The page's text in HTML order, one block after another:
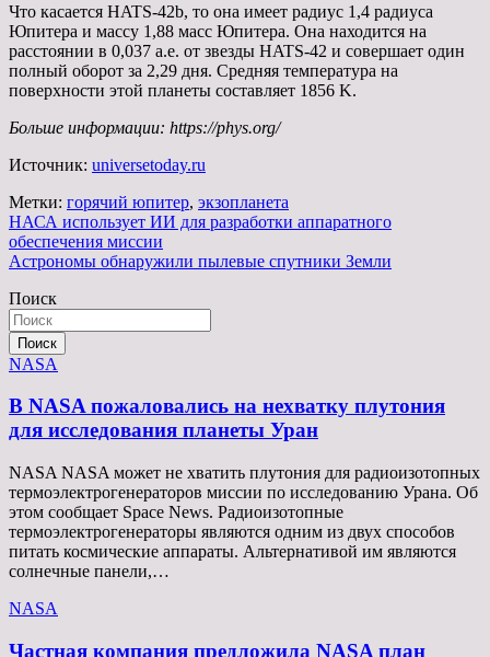
Что касается HATS-42b, то она имеет радиус 1,4 радиуса
Юпитера и массу 1,88 масс Юпитера. Она находится на
расстоянии в 0,037 а.е. от звезды HATS-42 и совершает один
полный оборот за 2,29 дня. Средняя температура на
поверхности этой планеты составляет 1856 K.
Больше информации: https://phys.org/
Источник: universetoday.ru
Метки: горячий юпитер, экзопланета
Навигация
по
НАСА использует ИИ для разработки аппаратного
обеспечения миссии
Астрономы обнаружили пылевые спутники Земли
Поиск
Поиск
NASA
В NASA пожаловались на нехватку плутония
для исследования планеты Уран
NASA NASA может не хватить плутония для радиоизотопных
термоэлектрогенераторов миссии по исследованию Урана. Об
этом сообщает Space News. Радиоизотопные
термоэлектрогенераторы являются одним из двух способов
питать космические аппараты. Альтернативой им являются
солнечные панели,…
NASA
Частная компания предложила NASA план